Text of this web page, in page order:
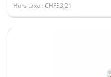
Hors taxe : CHF33,21